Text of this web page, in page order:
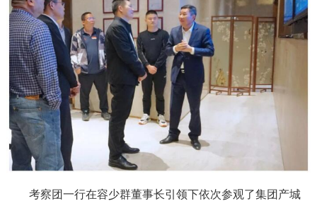
考察团一行在容少群董事长引领下依次参观了集团产城